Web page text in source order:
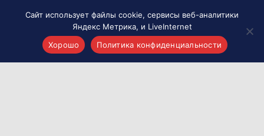
Сайт использует файлы cookie, сервисы веб-аналитики
Яндекс Метрика, и LiveInternet
Хорошо
Политика конфиденциальности